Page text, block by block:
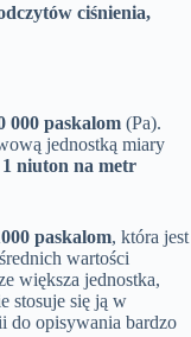
ciśnienia,
000 paskalom (Pa).
jednostką miary
1 niuton na metr
paskalom, która jest
wartości
większa jednostka,
stosuje się ją w
do opisywania bardzo